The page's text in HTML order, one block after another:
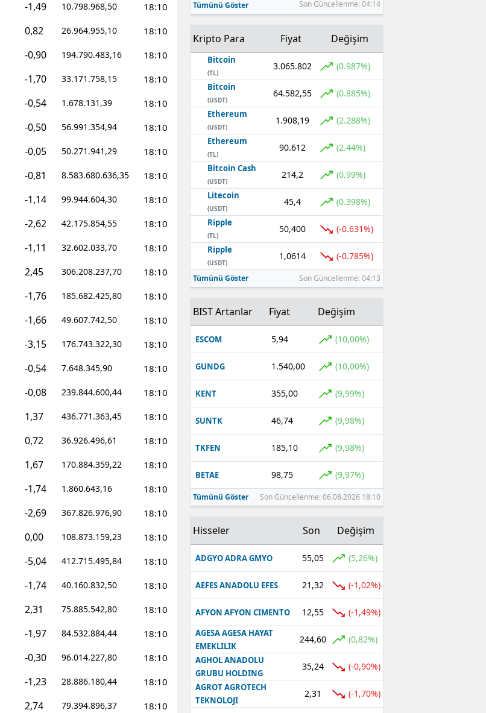
-1,49 10.798.968,50 18:10
0,82 26.964.955,10 18:10
-0,90 194.790.483,16 18:10
-1,70 33.171.758,15 18:10
-0,54 1.678.131,39 18:10
-0,50 56.991.354,94 18:10
-0,05 50.271.941,29 18:10
-0,81 8.583.680.636,35 18:10
-1,14 99.944.604,30 18:10
-2,62 42.175.854,55 18:10
-1,11 32.602.033,70 18:10
2,45 306.208.237,70 18:10
-1,76 185.682.425,80 18:10
-1,66 49.607.742,50 18:10
-3,15 176.743.322,30 18:10
-0,54 7.648.345,90 18:10
-0,08 239.844.600,44 18:10
1,37 436.771.363,45 18:10
0,72 36.926.496,61 18:10
1,67 170.884.359,22 18:10
-1,74 1.860.643,16 18:10
-2,69 367.826.976,90 18:10
0,00 108.873.159,23 18:10
-5,04 412.715.495,84 18:10
-1,74 40.160.832,50 18:10
2,31 75.885.542,80 18:10
-1,97 84.532.884,44 18:10
-0,30 96.014.227,80 18:10
-1,23 28.886.180,44 18:10
2,74 79.394.896,37 18:10
Tümünü Göster Son Güncellenme: 04:14
Kripto Para Fiyat Değişim
Bitcoin
(TL)
3.065.802 (0.987%)
Bitcoin
(USDT)
64.582,55 (0.885%)
Ethereum
(USDT)
1.908,19 (2.288%)
Ethereum
(TL)
90.612 (2.44%)
Bitcoin Cash
(USDT)
214,2 (0.99%)
Litecoin
(USDT)
45,4 (0.398%)
Ripple
(TL)
50,400 (-0.631%)
Ripple
(USDT)
1,0614 (-0.785%)
Tümünü Göster Son Güncellenme: 04:13
BIST Artanlar Fiyat Değişim
ESCOM 5,94 (10,00%)
GUNDG 1.540,00 (10,00%)
KENT 355,00 (9,99%)
SUNTK 46,74 (9,98%)
TKFEN 185,10 (9,98%)
BETAE 98,75 (9,97%)
Tümünü Göster Son Güncellenme: 06.08.2026 18:10
Hisseler Son Değişim
ADGYO ADRA GMYO 55,05 (5,26%)
AEFES ANADOLU EFES 21,32 (-1,02%)
AFYON AFYON CIMENTO 12,55 (-1,49%)
AGESA AGESA HAYAT
EMEKLILIK
244,60 (0,82%)
AGHOL ANADOLU
GRUBU HOLDING
35,24 (-0,90%)
AGROT AGROTECH
TEKNOLOJI
2,31 (-1,70%)